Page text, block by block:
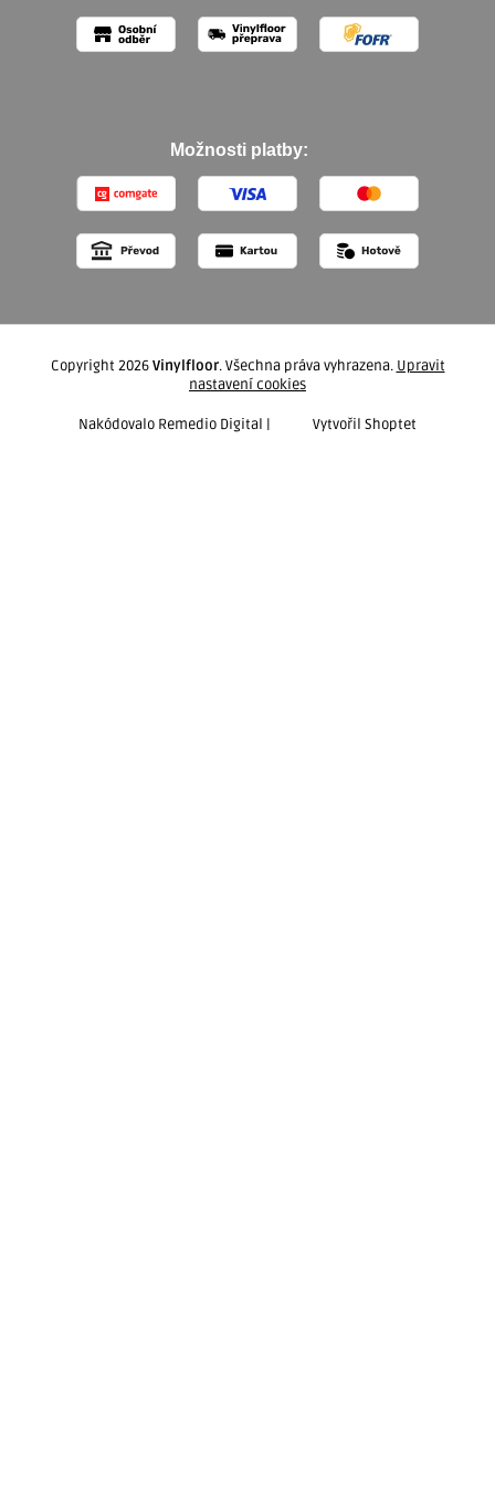
Možnosti platby:
Nakódovalo Remedio Digital | Vytvořil Shoptet
Copyright 2026Vinylfloor. Všechna práva vyhrazena. Upravit
nastavení cookies